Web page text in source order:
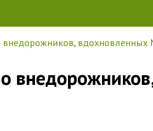
вдохновленных